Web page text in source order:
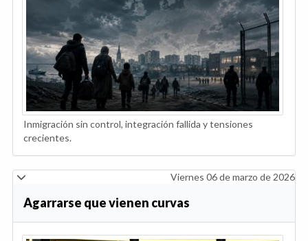
Inmigración sin control, integración fallida y tensiones
crecientes.
Viernes 06 de marzo de 2026
Agarrarse que vienen curvas